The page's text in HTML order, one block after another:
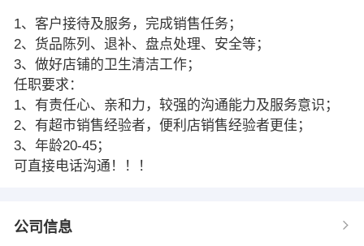
1、客户接待及服务，完成销售任务；
2、货品陈列、退补、盘点处理、安全等；
3、做好店铺的卫生清洁工作；
任职要求：
1、有责任心、亲和力，较强的沟通能力及服务意识；
2、有超市销售经验者，便利店销售经验者更佳；
3、年龄20-45；
可直接电话沟通！！！
公司信息